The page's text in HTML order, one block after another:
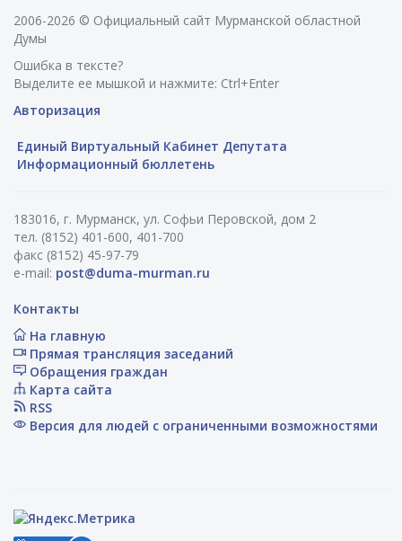
2006-2026 © Официальный сайт Мурманской областной
Думы
Ошибка в тексте?
Выделите ее мышкой и нажмите: Ctrl+Enter
Авторизация
Единый Виртуальный Кабинет Депутата
Информационный бюллетень
183016, г. Мурманск, ул. Софьи Перовской, дом 2
тел. (8152) 401-600, 401-700
факс (8152) 45-97-79
e-mail: post@duma-murman.ru
Контакты
На главную
Прямая трансляция заседаний
Обращения граждан
Карта сайта
RSS
Версия для людей с ограниченными возможностями